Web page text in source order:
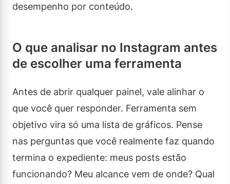
desempenho por conteúdo.
O que analisar no Instagram antes
de escolher uma ferramenta
Antes de abrir qualquer painel, vale alinhar o
que você quer responder. Ferramenta sem
objetivo vira só uma lista de gráficos. Pense
nas perguntas que você realmente faz quando
termina o expediente: meus posts estão
funcionando? Meu alcance vem de onde? Qual